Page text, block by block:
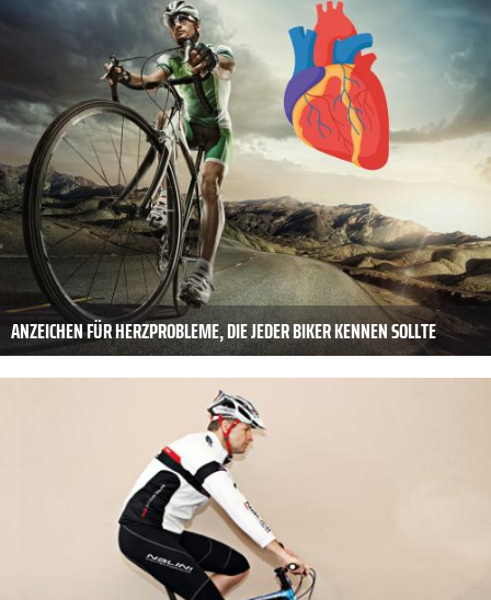
ANZEICHEN FÜR HERZPROBLEME, DIE JEDER BIKER KENNEN SOLLTE